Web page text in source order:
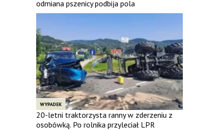
odmiana pszenicy podbija pola
WYPADEK
20-letni traktorzysta ranny w zderzeniu z
osobówką. Po rolnika przyleciał LPR